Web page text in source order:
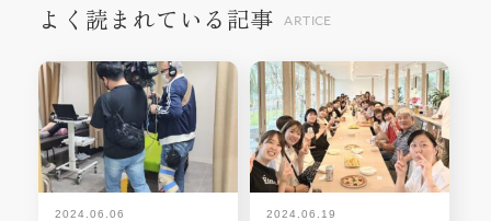
よく読まれている記事 ARTICE
2024.06.06 2024.06.19